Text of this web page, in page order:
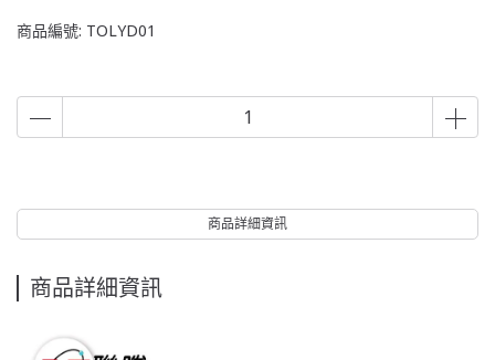
商品編號: TOLYD01
商品詳細資訊
商品詳細資訊